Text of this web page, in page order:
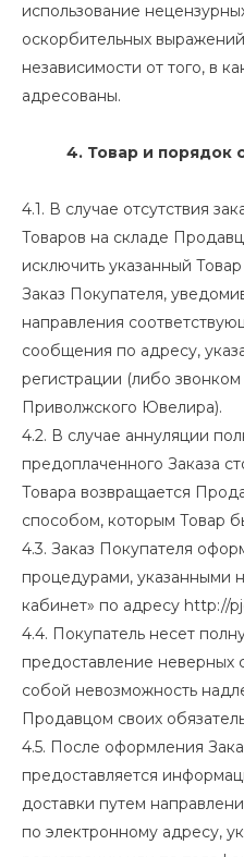
использование
оскорбительных
независимости от того, в
адресованы.
4. Товар и порядок
4.1. В случае отсутствия
Товаров на складе
исключить указанный
Заказ Покупателя,
направления
сообщения по адресу,
регистрации (либо
Приволжского Ювелира).
4.2. В случае аннуляции
предоплаченного Заказа
Товара возвращается
способом, которым Товар
4.3. Заказ Покупателя
процедурами, указанными
кабинет» по адресу http://
4.4. Покупатель несет
предоставление неверных
собой невозможность
Продавцом своих
4.5. После оформления
предоставляется
доставки путем
по электронному адресу,